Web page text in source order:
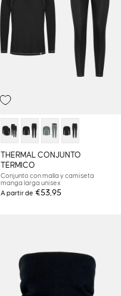
THERMAL CONJUNTO
TÉRMICO
Conjunto con malla y camiseta
manga larga unisex
A partir de €53,95